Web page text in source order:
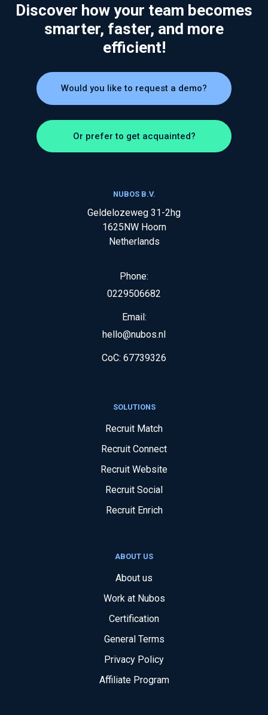
Discover how your team becomes
smarter, faster, and more
efficient!
Would you like to request a demo?
Or prefer to get acquainted?
NUBOS B.V.
Geldelozeweg 31-2hg
1625NW Hoorn
Netherlands
Phone:
0229506682
Email:
hello@nubos.nl
CoC: 67739326
SOLUTIONS
Recruit Match
Recruit Connect
Recruit Website
Recruit Social
Recruit Enrich
ABOUT US
About us
Work at Nubos
Certification
General Terms
Privacy Policy
Affiliate Program